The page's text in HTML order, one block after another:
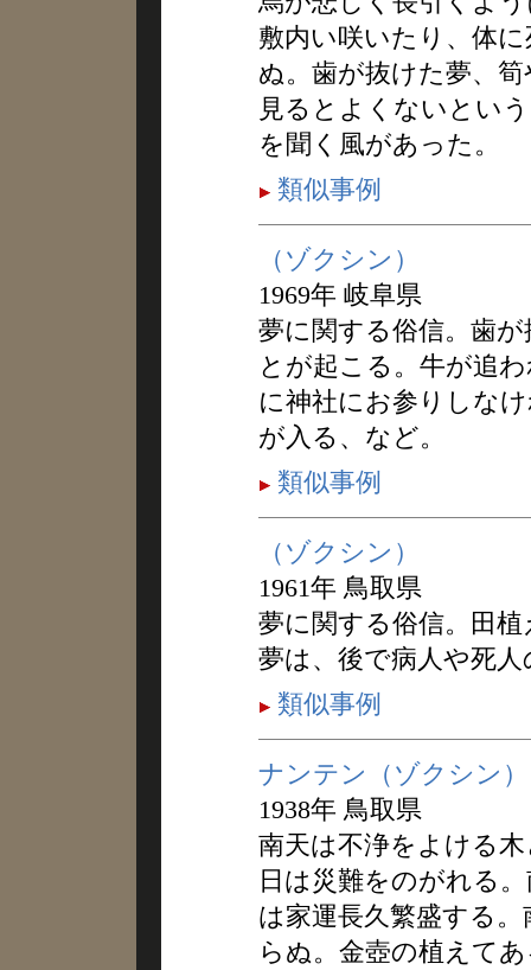
敷内い咲いたり、体
ぬ。歯が抜けた夢、
見るとよくないとい
を聞く風があった。
類似事例
（ゾクシン）
1969年 岐阜県
夢に関する俗信。歯
とが起こる。牛が追
に神社にお参りしな
が入る、など。
類似事例
（ゾクシン）
1961年 鳥取県
夢に関する俗信。田
夢は、後で病人や死
類似事例
ナンテン（ゾクシン）
1938年 鳥取県
南天は不浄をよける
日は災難をのがれる
は家運長久繁盛する
らぬ。金壺の植えて